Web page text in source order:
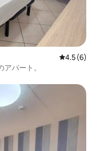
レビュー6
4.5 (6)
パート。